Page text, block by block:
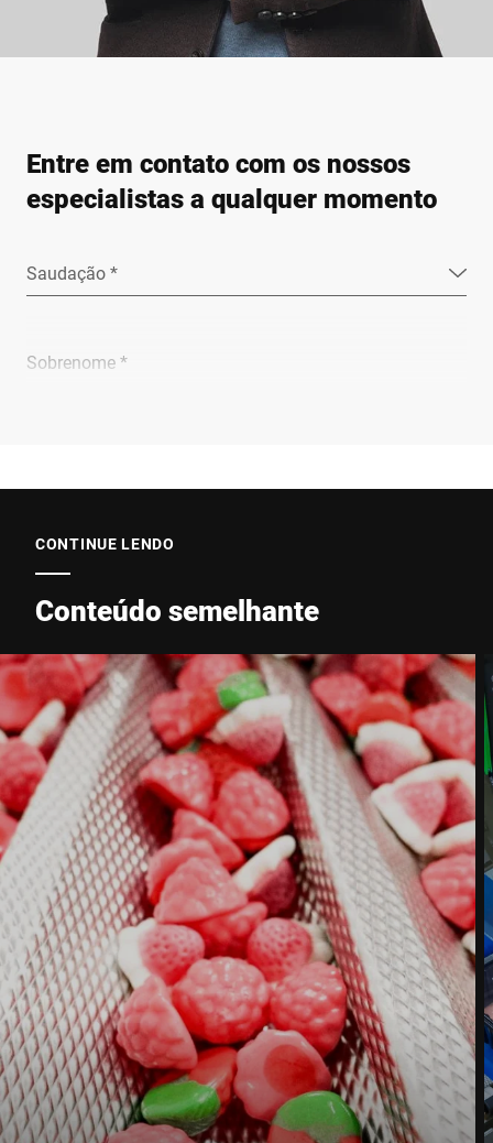
Entre em contato com os nossos
especialistas a qualquer momento
Saudação *
Sobrenome *
E-mail *
Telefone *
Rua *
Código Postal *
Cidade *
País *
Contacte-nos *
CONTINUE LENDO
Conteúdo semelhante